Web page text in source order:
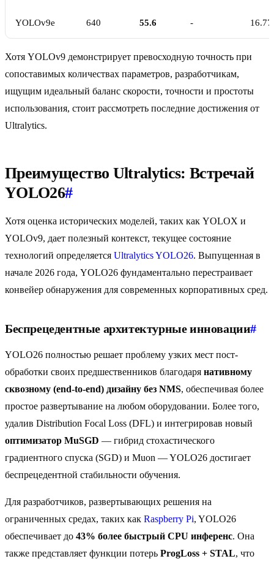
YOLOv9e 640 55.6 - 16.77
Хотя YOLOv9 демонстрирует превосходную точность при
сопоставимых количествах параметров, разработчикам,
ищущим идеальный баланс скорости, точности и простоты
использования, стоит рассмотреть последние достижения от
Ultralytics.
Преимущество Ultralytics: Встречай
YOLO26#
Хотя оценка исторических моделей, таких как YOLOX и
YOLOv9, дает полезный контекст, текущее состояние
технологий определяется Ultralytics YOLO26. Выпущенная в
начале 2026 года, YOLO26 фундаментально перестраивает
конвейер обнаружения для современных корпоративных сред.
Беспрецедентные архитектурные инновации#
YOLO26 полностью решает проблему узких мест пост-
обработки своих предшественников благодаря нативному
сквозному (end-to-end) дизайну без NMS, обеспечивая более
простое развертывание на любом оборудовании. Более того,
удалив Distribution Focal Loss (DFL) и интегрировав новый
оптимизатор MuSGD — гибрид стохастического
градиентного спуска (SGD) и Muon — YOLO26 достигает
беспрецедентной стабильности обучения.
Для разработчиков, развертывающих решения на
ограниченных средах, таких как Raspberry Pi, YOLO26
обеспечивает до 43% более быстрый CPU инференс. Она
также представляет функции потерь ProgLoss + STAL, что